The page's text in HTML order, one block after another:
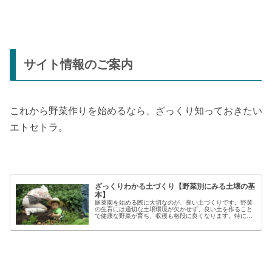
サイト情報のご案内
これから野菜作りを始めるなら、ざっくり知っておきたい
エトセトラ。
ざっくりわかる土づくり【野菜別にみる土壌の基
本】
庭菜園を始める際に大切なのが、良い土づくりです。野菜
の生育には適切な土壌環境が欠かせず、良い土を作ること
で健康な野菜が育ち、収穫も格段に良くなります。特に初
家庭菜園で失敗しないコツと言える...